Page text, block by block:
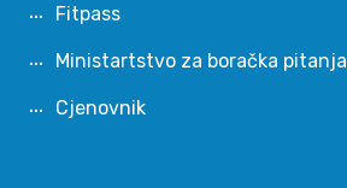
Fitpass
Ministartstvo za boračka pitanja
Cjenovnik